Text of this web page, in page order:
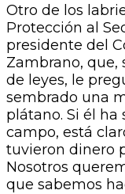
Otro de los
Protección al
presidente del
Zambrano, que,
de leyes, le
sembrado una
plátano. Si él ha
campo, está
tuvieron dinero
Nosotros
que sabemos